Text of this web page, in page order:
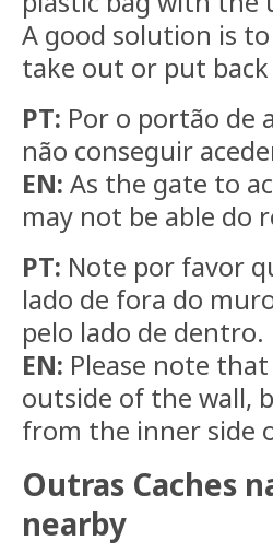
A good solution is
take out or put
PT: Por o portão de
não conseguir
EN: As the gate to
may not be able do
PT: Note por favor
lado de fora do
pelo lado de dentro.
EN: Please note
outside of the wall,
from the inner side
Outras Caches
nearby